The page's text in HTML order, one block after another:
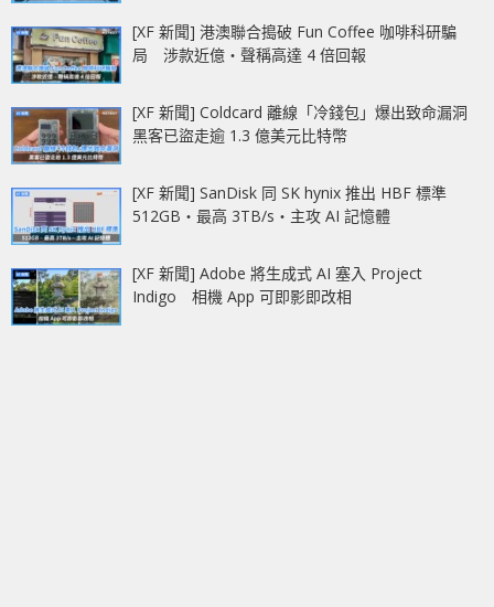
[XF 新聞] 港澳聯合搗破 Fun Coffee 咖啡科研騙
局 涉款近億‧聲稱高達 4 倍回報
[XF 新聞] Coldcard 離線「冷錢包」爆出致命漏洞
黑客已盜走逾 1.3 億美元比特幣
[XF 新聞] SanDisk 同 SK hynix 推出 HBF 標準
512GB‧最高 3TB/s‧主攻 AI 記憶體
[XF 新聞] Adobe 將生成式 AI 塞入 Project
Indigo 相機 App 可即影即改相